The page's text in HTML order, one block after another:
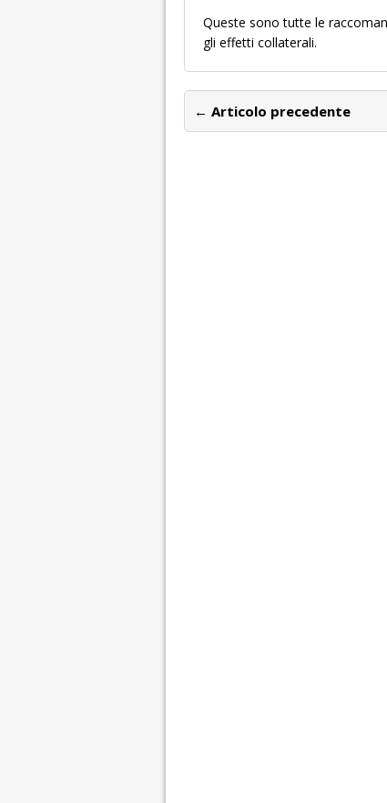
Queste sono tutte le
gli effetti collaterali.
← Articolo precedente